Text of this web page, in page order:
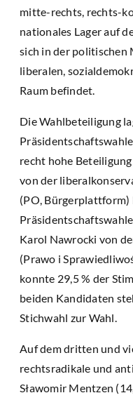
mitte-rechts, rechts-
nationales Lager auf
sich in der
liberalen,
Raum befindet.
Die Wahlbeteiligung
recht hohe
von der
(PO, Bürgerplattform)
Karol Nawrocki von
(Prawo i
konnte 29,5 % der
beiden Kandidaten
Stichwahl zur Wahl.
Auf dem dritten und
rechtsradikale und
Sławomir Mentzen